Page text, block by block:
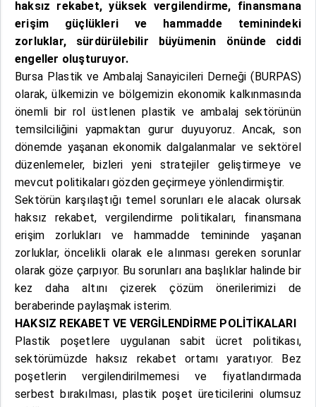
haksız rekabet, yüksek vergilendirme, finansmana
erişim güçlükleri ve hammadde teminindeki
zorluklar, sürdürülebilir büyümenin önünde ciddi
engeller oluşturuyor.
Bursa Plastik ve Ambalaj Sanayicileri Derneği (BURPAS)
olarak, ülkemizin ve bölgemizin ekonomik kalkınmasında
önemli bir rol üstlenen plastik ve ambalaj sektörünün
temsilciliğini yapmaktan gurur duyuyoruz. Ancak, son
dönemde yaşanan ekonomik dalgalanmalar ve sektörel
düzenlemeler, bizleri yeni stratejiler geliştirmeye ve
mevcut politikaları gözden geçirmeye yönlendirmiştir.
Sektörün karşılaştığı temel sorunları ele alacak olursak
haksız rekabet, vergilendirme politikaları, finansmana
erişim zorlukları ve hammadde temininde yaşanan
zorluklar, öncelikli olarak ele alınması gereken sorunlar
olarak göze çarpıyor. Bu sorunları ana başlıklar halinde bir
kez daha altını çizerek çözüm önerilerimizi de
beraberinde paylaşmak isterim.
HAKSIZ REKABET VE VERGİLENDİRME POLİTİKALARI
Plastik poşetlere uygulanan sabit ücret politikası,
sektörümüzde haksız rekabet ortamı yaratıyor. Bez
poşetlerin vergilendirilmemesi ve fiyatlandırmada
serbest bırakılması, plastik poşet üreticilerini olumsuz